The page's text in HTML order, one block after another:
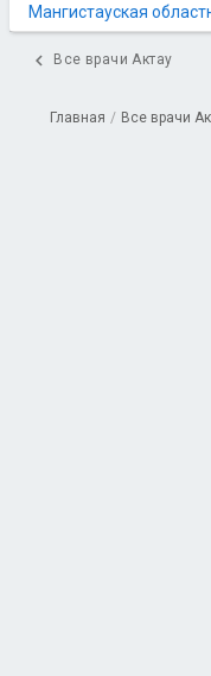
Мангистауская
chevron_left Все врачи Актау
Главная / Все врачи